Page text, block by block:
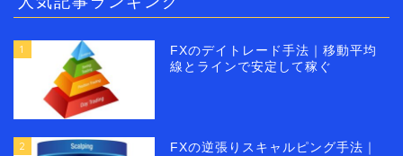
1
FXのデイトレード手法｜移動平均
線とラインで安定して稼ぐ
2
FXの逆張りスキャルピング手法｜